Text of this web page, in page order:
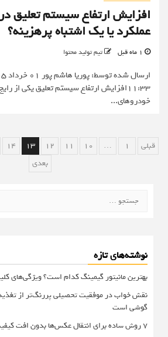
افزایش ارتفاع سیستم تعلیق
عملکرد یا یک اشتباه پرهزینه؟
تیم تولید محتوا
11:33افزایش ارتفاع سیستم تعلیق یکی از
خودروهای...
صفحه‌بندی
قبلی 1
…
10
11
12
13
14
بعدی
برای:
نوشته‌های تازه
بهترین مانیتور گیمینگ کدام است؟ ویژگی‌های کلیدی + 10
نقش خواب در موفقیت تحصیلی پررنگ‌تر از تغذیه
گوشی است
۷ روش ساده برای انتقال عکس‌ها بدون افت کیفیت